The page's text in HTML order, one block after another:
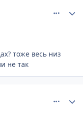
тоже весь низ
не так